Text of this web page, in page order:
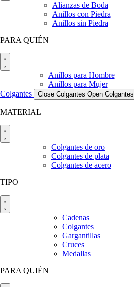
Alianzas de Boda
Anillos con Piedra
Anillos sin Piedra
PARA QUIÉN
Anillos para Hombre
Anillos para Mujer
Colgantes
Close Colgantes Open Colgantes
MATERIAL
Colgantes de oro
Colgantes de plata
Colgantes de acero
TIPO
Cadenas
Colgantes
Gargantillas
Cruces
Medallas
PARA QUIÉN